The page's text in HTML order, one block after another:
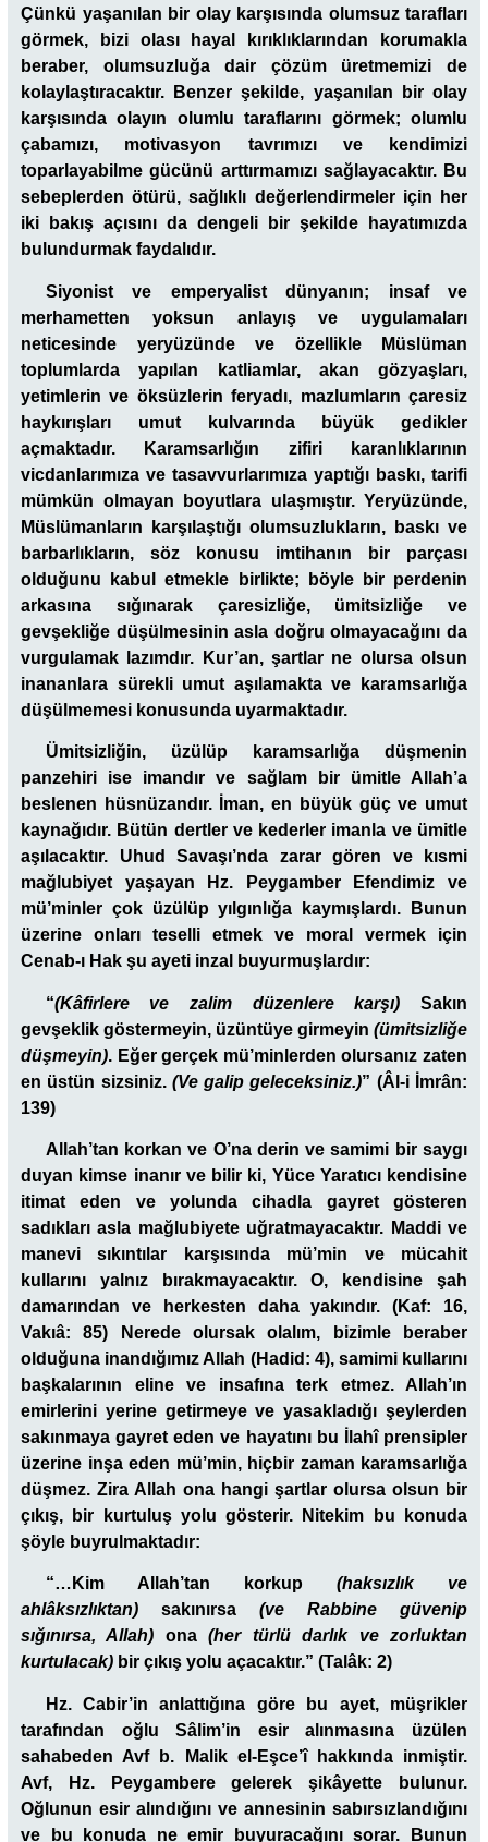
Çünkü yaşanılan bir olay karşısında olumsuz tarafları
görmek, bizi olası hayal kırıklıklarından korumakla
beraber, olumsuzluğa dair çözüm üretmemizi de
kolaylaştıracaktır. Benzer şekilde, yaşanılan bir olay
karşısında olayın olumlu taraflarını görmek; olumlu
çabamızı, motivasyon tavrımızı ve kendimizi
toparlayabilme gücünü arttırmamızı sağlayacaktır. Bu
sebeplerden ötürü, sağlıklı değerlendirmeler için her
iki bakış açısını da dengeli bir şekilde hayatımızda
bulundurmak faydalıdır.
Siyonist ve emperyalist dünyanın; insaf ve
merhametten yoksun anlayış ve uygulamaları
neticesinde yeryüzünde ve özellikle Müslüman
toplumlarda yapılan katliamlar, akan gözyaşları,
yetimlerin ve öksüzlerin feryadı, mazlumların çaresiz
haykırışları umut kulvarında büyük gedikler
açmaktadır. Karamsarlığın zifiri karanlıklarının
vicdanlarımıza ve tasavvurlarımıza yaptığı baskı, tarifi
mümkün olmayan boyutlara ulaşmıştır. Yeryüzünde,
Müslümanların karşılaştığı olumsuzlukların, baskı ve
barbarlıkların, söz konusu imtihanın bir parçası
olduğunu kabul etmekle birlikte; böyle bir perdenin
arkasına sığınarak çaresizliğe, ümitsizliğe ve
gevşekliğe düşülmesinin asla doğru olmayacağını da
vurgulamak lazımdır. Kur’an, şartlar ne olursa olsun
inananlara sürekli umut aşılamakta ve karamsarlığa
düşülmemesi konusunda uyarmaktadır.
Ümitsizliğin, üzülüp karamsarlığa düşmenin
panzehiri ise imandır ve sağlam bir ümitle Allah’a
beslenen hüsnüzandır. İman, en büyük güç ve umut
kaynağıdır. Bütün dertler ve kederler imanla ve ümitle
aşılacaktır. Uhud Savaşı’nda zarar gören ve kısmi
mağlubiyet yaşayan Hz. Peygamber Efendimiz ve
mü’minler çok üzülüp yılgınlığa kaymışlardı. Bunun
üzerine onları teselli etmek ve moral vermek için
Cenab-ı Hak şu ayeti inzal buyurmuşlardır:
“(Kâfirlere ve zalim düzenlere karşı)
Sakın
gevşeklik göstermeyin, üzüntüye girmeyin (ümitsizliğe
düşmeyin). Eğer gerçek mü’minlerden olursanız zaten
en üstün sizsiniz. (Ve galip geleceksiniz.)” (Âl-i İmrân:
139)
Allah’tan korkan ve O’na derin ve samimi bir saygı
duyan kimse inanır ve bilir ki, Yüce Yaratıcı kendisine
itimat eden ve yolunda cihadla gayret gösteren
sadıkları asla mağlubiyete uğratmayacaktır. Maddi ve
manevi sıkıntılar karşısında mü’min ve mücahit
kullarını yalnız bırakmayacaktır. O, kendisine şah
damarından ve herkesten daha yakındır. (Kaf: 16,
Vakıâ: 85) Nerede olursak olalım, bizimle beraber
olduğuna inandığımız Allah (Hadid: 4), samimi kullarını
başkalarının eline ve insafına terk etmez. Allah’ın
emirlerini yerine getirmeye ve yasakladığı şeylerden
sakınmaya gayret eden ve hayatını bu İlahî prensipler
üzerine inşa eden mü’min, hiçbir zaman karamsarlığa
düşmez. Zira Allah ona hangi şartlar olursa olsun bir
çıkış, bir kurtuluş yolu gösterir. Nitekim bu konuda
şöyle buyrulmaktadır:
“…Kim Allah’tan korkup (haksızlık ve
ahlâksızlıktan)
sakınırsa (ve Rabbine güvenip
sığınırsa, Allah) ona(her türlü darlık ve zorluktan
kurtulacak) bir çıkış yolu açacaktır.” (Talâk: 2)
Hz. Cabir’in anlattığına göre bu ayet, müşrikler
tarafından oğlu Sâlim’in esir alınmasına üzülen
sahabeden Avf b. Malik el-Eşce’î hakkında inmiştir.
Avf, Hz. Peygambere gelerek şikâyette bulunur.
Oğlunun esir alındığını ve annesinin sabırsızlandığını
ve bu konuda ne emir buyuracağını sorar. Bunun